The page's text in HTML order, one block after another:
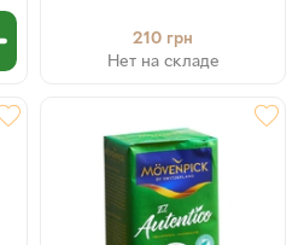
210 грн
Нет на складе